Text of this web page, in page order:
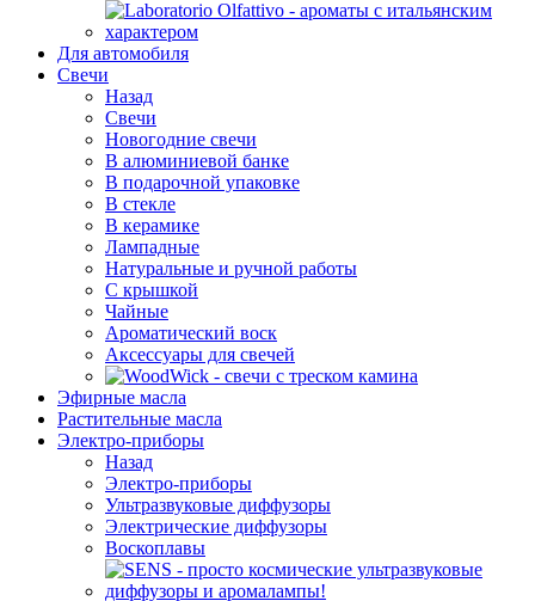
Для автомобиля
Свечи
Назад
Свечи
Новогодние свечи
В алюминиевой банке
В подарочной упаковке
В стекле
В керамике
Лампадные
Натуральные и ручной работы
С крышкой
Чайные
Ароматический воск
Аксессуары для свечей
Эфирные масла
Растительные масла
Электро-приборы
Назад
Электро-приборы
Ультразвуковые диффузоры
Электрические диффузоры
Воскоплавы